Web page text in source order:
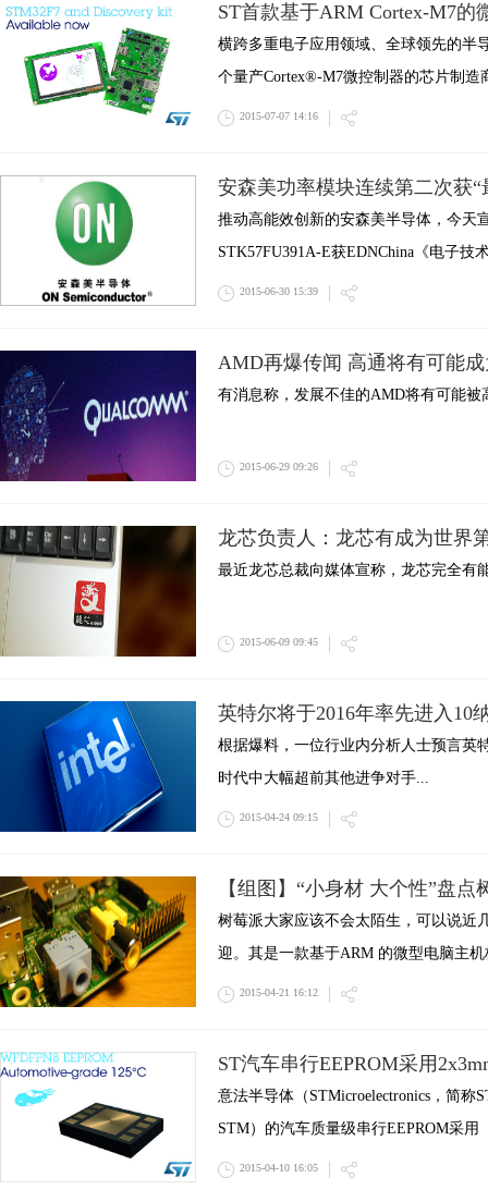
ST首款基于ARM Cortex-M7的
横跨多重电子应用领域、全球领先的半
个量产Cortex®-M7微控制器的芯片制造
2015-07-07 14:16
安森美功率模块连续第二次获“
推动高能效创新的安森美半导体，今天
STK57FU391A-E获EDNChina《电子技
2015-06-30 15:39
AMD再爆传闻 高通将有可能
有消息称，发展不佳的AMD将有可能被
2015-06-29 09:26
龙芯负责人：龙芯有成为世界
最近龙芯总裁向媒体宣称，龙芯完全有
2015-06-09 09:45
英特尔将于2016年率先进入10
根据爆料，一位行业内分析人士预言英
时代中大幅超前其他进争对手...
2015-04-24 09:15
【组图】“小身材 大个性”盘点
树莓派大家应该不会太陌生，可以说近
迎。其是一款基于ARM 的微型电脑主
2015-04-21 16:12
ST汽车串行EEPROM采用
意法半导体（STMicroelectronics，简称
STM）的汽车质量级串行EEPROM采用
2015-04-10 16:05